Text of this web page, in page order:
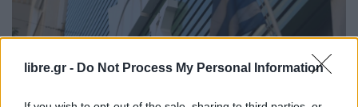
libre.gr - Do Not Process My Personal Information